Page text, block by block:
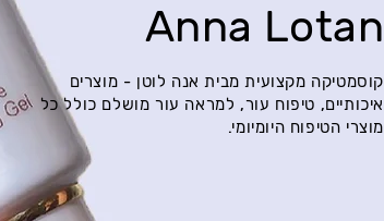
Anna Lotan
קוסמטיקה מקצועית מבית אנה לוטן - מוצרים
איכותיים, טיפוח עור, למראה עור מושלם כולל כל
מוצרי הטיפוח היומיומי.